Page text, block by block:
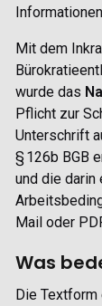
Mit dem
wurde das
Pflicht zur
Unterschrift
§ 126b BGB
und die darin
Mail oder
Was
Die